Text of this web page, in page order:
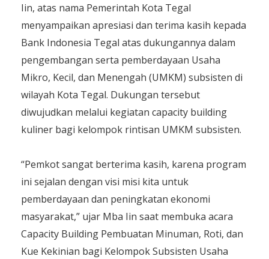
Iin, atas nama Pemerintah Kota Tegal
menyampaikan apresiasi dan terima kasih kepada
Bank Indonesia Tegal atas dukungannya dalam
pengembangan serta pemberdayaan Usaha
Mikro, Kecil, dan Menengah (UMKM) subsisten di
wilayah Kota Tegal. Dukungan tersebut
diwujudkan melalui kegiatan capacity building
kuliner bagi kelompok rintisan UMKM subsisten.
“Pemkot sangat berterima kasih, karena program
ini sejalan dengan visi misi kita untuk
pemberdayaan dan peningkatan ekonomi
masyarakat,” ujar Mba Iin saat membuka acara
Capacity Building Pembuatan Minuman, Roti, dan
Kue Kekinian bagi Kelompok Subsisten Usaha